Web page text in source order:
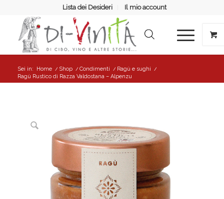
Lista dei Desideri Il mio account
Sei in: Home / Shop / Condimenti / Ragù e sughi /
Ragù Rustico di Razza Valdostana – Alpenzu